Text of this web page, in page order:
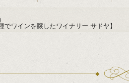
でワインを醸したワイナリー サドヤ】